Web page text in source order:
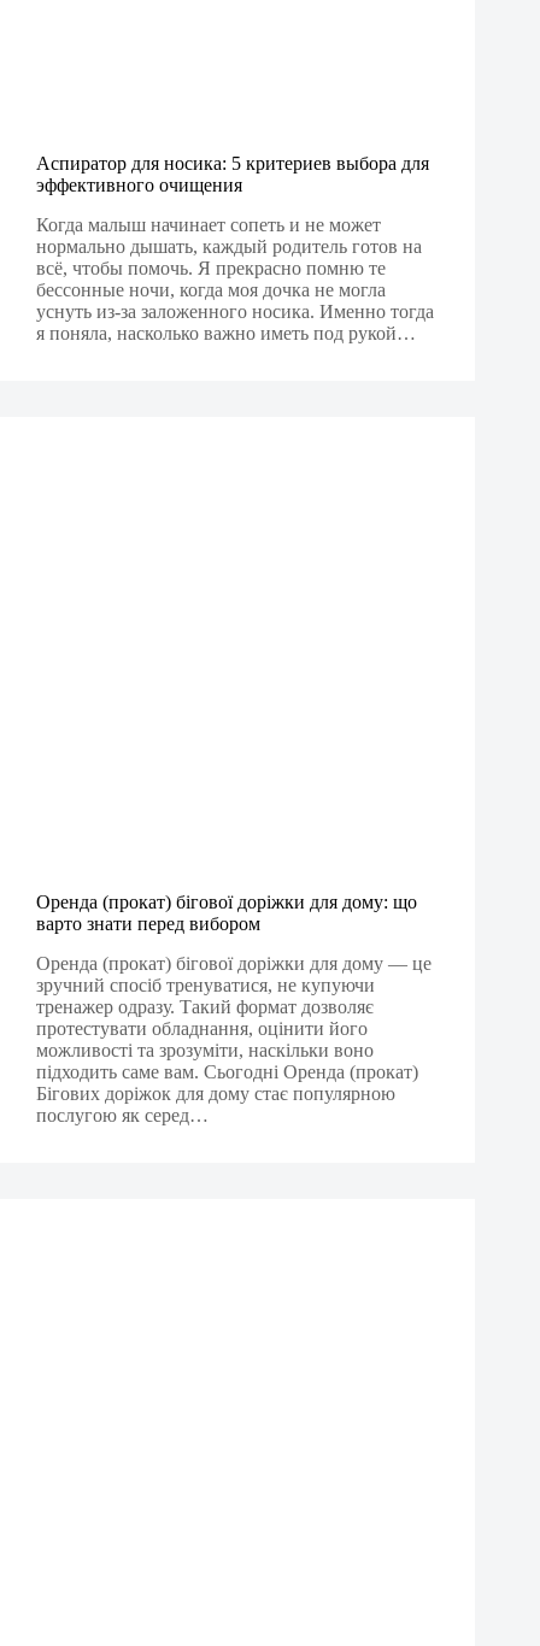
Аспиратор для носика: 5 критериев выбора для
эффективного очищения
Когда малыш начинает сопеть и не может
нормально дышать, каждый родитель готов на
всё, чтобы помочь. Я прекрасно помню те
бессонные ночи, когда моя дочка не могла
уснуть из-за заложенного носика. Именно тогда
я поняла, насколько важно иметь под рукой…
Оренда (прокат) бігової доріжки для дому: що
варто знати перед вибором
Оренда (прокат) бігової доріжки для дому — це
зручний спосіб тренуватися, не купуючи
тренажер одразу. Такий формат дозволяє
протестувати обладнання, оцінити його
можливості та зрозуміти, наскільки воно
підходить саме вам. Сьогодні Оренда (прокат)
Бігових доріжок для дому стає популярною
послугою як серед…